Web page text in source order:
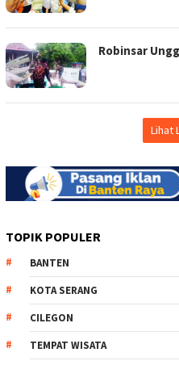
Robinsar
Lihat
TOPIK POPULER
BANTEN
KOTA SERANG
CILEGON
TEMPAT WISATA